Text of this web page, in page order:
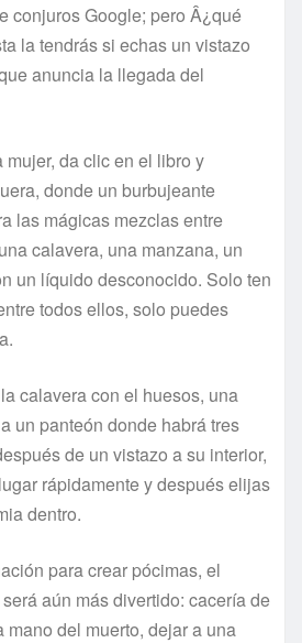
conjuros Google; pero Â¿qué
la tendrás si echas un vistazo
anuncia la llegada del
mujer, da clic en el libro y
donde un burbujeante
las mágicas mezclas entre
calavera, una manzana, un
un lí­quido desconocido. Solo ten
todos ellos, solo puedes
calavera con el huesos, una
un panteón donde habrá tres
de un vistazo a su interior,
rápidamente y después elijas
dentro.
para crear pócimas, el
aún más divertido: cacerí­a de
mano del muerto, dejar a una